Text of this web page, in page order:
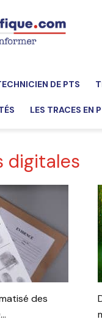
DE PTS
LES TRACES EN
digitales
des